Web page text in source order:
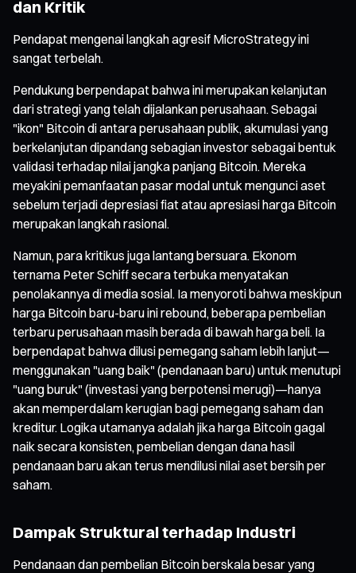
dan Kritik
Pendapat mengenai langkah agresif MicroStrategy ini
sangat terbelah.
Pendukung berpendapat bahwa ini merupakan kelanjutan
dari strategi yang telah dijalankan perusahaan. Sebagai
"ikon" Bitcoin di antara perusahaan publik, akumulasi yang
berkelanjutan dipandang sebagian investor sebagai bentuk
validasi terhadap nilai jangka panjang Bitcoin. Mereka
meyakini pemanfaatan pasar modal untuk mengunci aset
sebelum terjadi depresiasi fiat atau apresiasi harga Bitcoin
merupakan langkah rasional.
Namun, para kritikus juga lantang bersuara. Ekonom
ternama Peter Schiff secara terbuka menyatakan
penolakannya di media sosial. Ia menyoroti bahwa meskipun
harga Bitcoin baru-baru ini rebound, beberapa pembelian
terbaru perusahaan masih berada di bawah harga beli. Ia
berpendapat bahwa dilusi pemegang saham lebih lanjut—
menggunakan "uang baik" (pendanaan baru) untuk menutupi
"uang buruk" (investasi yang berpotensi merugi)—hanya
akan memperdalam kerugian bagi pemegang saham dan
kreditur. Logika utamanya adalah jika harga Bitcoin gagal
naik secara konsisten, pembelian dengan dana hasil
pendanaan baru akan terus mendilusi nilai aset bersih per
saham.
Dampak Struktural terhadap Industri
Pendanaan dan pembelian Bitcoin berskala besar yang